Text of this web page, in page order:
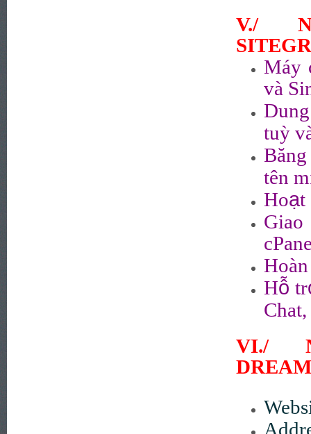
V./
Máy
và
tuỳ
tên
Hoạt
Hỗ tr
VI./